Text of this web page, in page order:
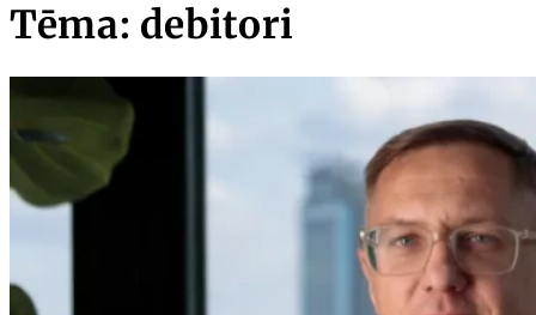
Tēma: debitori